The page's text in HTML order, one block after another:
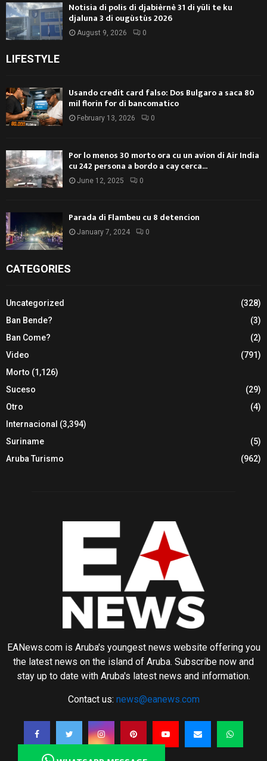
Notisia di polis di djabièrnè 31 di yüli te ku
djaluna 3 di ougùstùs 2026
August 9, 2026 0
LIFESTYLE
Usando credit card falso: Dos Bulgaro a saca 80
mil florin for di bancomatico
February 13, 2026 0
Por lo menos 30 morto ora cu un avion di Air India
cu 242 persona a bordo a cay cerca...
June 12, 2025 0
Parada di Flambeu cu 8 detencion
January 7, 2024 0
CATEGORIES
Uncategorized
(328)
Ban Bende?
(3)
Ban Come?
(2)
Video
(791)
Morto (1,126)
Suceso
(29)
Otro
(4)
Internacional (3,394)
Suriname
(5)
Aruba Turismo
(962)
EANews.com is Aruba's youngest news website offering you
the latest news on the island of Aruba. Subscribe now and
stay up to date with Aruba's latest news and information.
Contact us: news@eanews.com